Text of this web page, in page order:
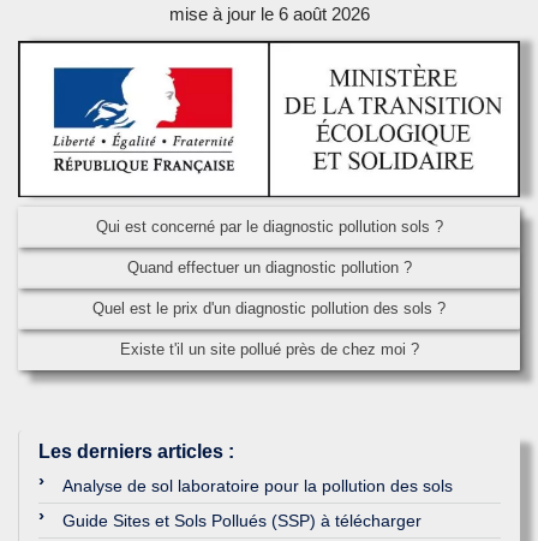
mise à jour le 6 août 2026
Qui est concerné par le diagnostic pollution sols ?
Quand effectuer un diagnostic pollution ?
Quel est le prix d'un diagnostic pollution des sols ?
Existe t'il un site pollué près de chez moi ?
Les derniers articles :
Analyse de sol laboratoire pour la pollution des sols
Guide Sites et Sols Pollués (SSP) à télécharger